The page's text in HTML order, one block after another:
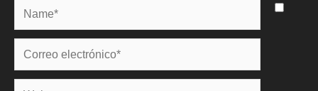
Name*
Correo
electrónico*